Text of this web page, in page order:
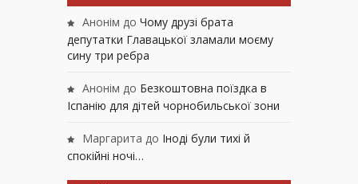
Анонім до Чому друзі брата
депутатки Главацької зламали моєму
сину три ребра
Анонім до Безкоштовна поїздка в
Іспанію для дітей чорнобильської зони
Маргарита до Іноді були тихі й
спокійні ночі…